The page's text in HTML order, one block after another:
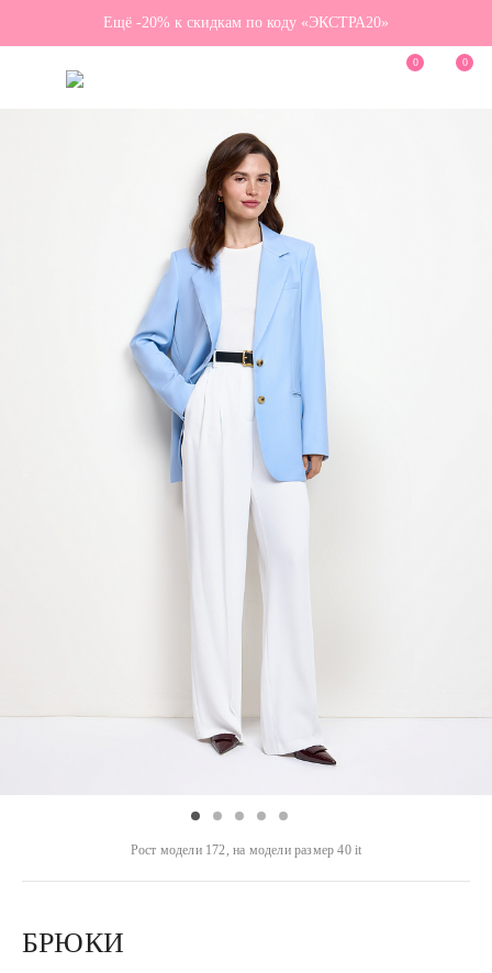
0 0
Ещё -20% к скидкам по коду «ЭКСТРА20»
Рост модели 172, на модели размер 40 it
БРЮКИ